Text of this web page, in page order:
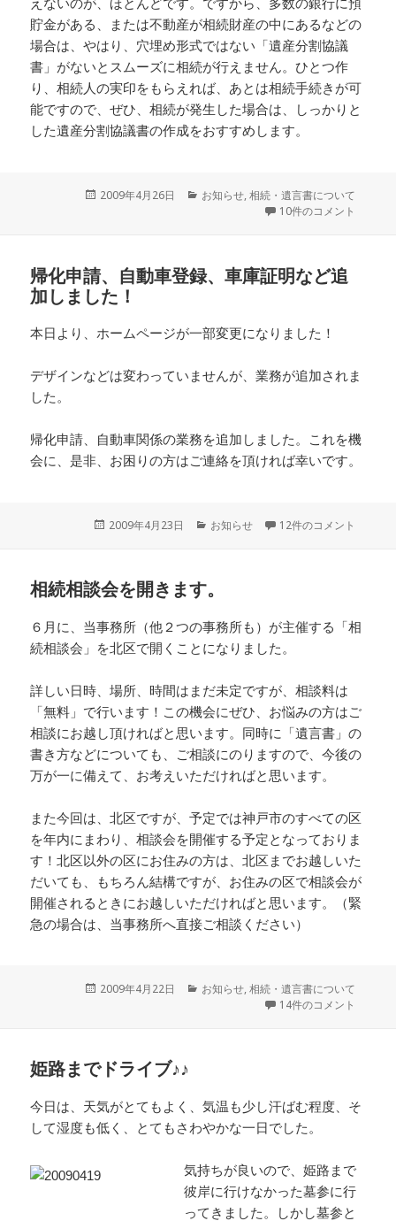
えないのが、ほとんどです。ですから、多数の銀行に預
貯金がある、または不動産が相続財産の中にあるなどの
場合は、やはり、穴埋め形式ではない「遺産分割協議
書」がないとスムーズに相続が行えません。ひとつ作
り、相続人の実印をもらえれば、あとは相続手続きが可
能ですので、ぜひ、相続が発生した場合は、しっかりと
した遺産分割協議書の作成をおすすめします。
投
2009年4月26日
カ
お知らせ,相続・遺言書について
10件のコメント
帰化申請、自動車登録、車庫証明など追
加しました！
本日より、ホームページが一部変更になりました！
デザインなどは変わっていませんが、業務が追加されま
した。
帰化申請、自動車関係の業務を追加しました。これを機
会に、是非、お困りの方はご連絡を頂ければ幸いです。
投
2009年4月23日
カ
お知らせ 12件のコメント
相続相談会を開きます。
６月に、当事務所（他２つの事務所も）が主催する「相
続相談会」を北区で開くことになりました。
詳しい日時、場所、時間はまだ未定ですが、相談料は
「無料」で行います！この機会にぜひ、お悩みの方はご
相談にお越し頂ければと思います。同時に「遺言書」の
書き方などについても、ご相談にのりますので、今後の
万が一に備えて、お考えいただければと思います。
また今回は、北区ですが、予定では神戸市のすべての区
を年内にまわり、相談会を開催する予定となっておりま
す！北区以外の区にお住みの方は、北区までお越しいた
だいても、もちろん結構ですが、お住みの区で相談会が
開催されるときにお越しいただければと思います。（緊
急の場合は、当事務所へ直接ご相談ください）
投
2009年4月22日
カ
お知らせ,相続・遺言書について
14件のコメント
姫路までドライブ♪♪
今日は、天気がとてもよく、気温も少し汗ばむ程度、そ
して湿度も低く、とてもさわやかな一日でした。
気持ちが良いので、姫路まで
彼岸に行けなかった墓参に行
ってきました。しかし墓参と